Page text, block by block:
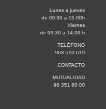
Lunes a jueves
de 09:30 a 15.00h
Viernes
de 09:30 a 14.00 h
TELÉFONO
963 510 619
CONTACTO
MUTUALIDAD
96 351 60 00